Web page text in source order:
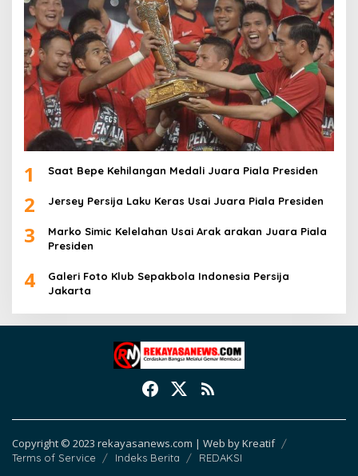
1 Saat Bepe Kehilangan Medali Juara Piala Presiden
2 Jersey Persija Laku Keras Usai Juara Piala Presiden
3
Marko Simic Kelelahan Usai Arak arakan Juara Piala
Presiden
4
Galeri Foto Klub Sepakbola Indonesia Persija
Jakarta
Copyright © 2023 rekayasanews.com | Web by Kreatif
Terms of Service Indeks Berita REDAKSI